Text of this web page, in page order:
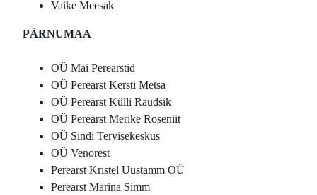
Vaike Meesak
PÄRNUMAA
OÜ Mai Perearstid
OÜ Perearst Kersti Metsa
OÜ Perearst Külli Raudsik
OÜ Perearst Merike Roseniit
OÜ Sindi Tervisekeskus
OÜ Venorest
Perearst Kristel Uustamm OÜ
Perearst Marina Simm